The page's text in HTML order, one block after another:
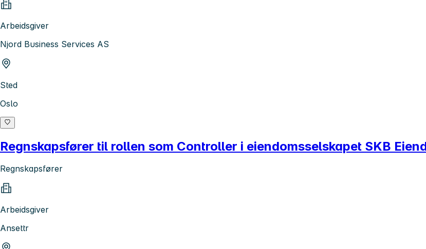
Arbeidsgiver
Njord Business Services AS
Sted
Oslo
Regnskapsfører til rollen som Controller i eiendomsselskapet SKB
Regnskapsfører
Arbeidsgiver
Ansettr